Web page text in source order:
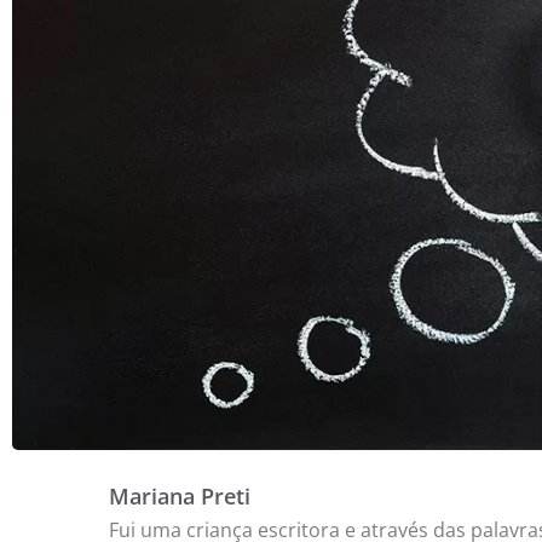
Mariana Preti
Fui uma criança escritora e através das